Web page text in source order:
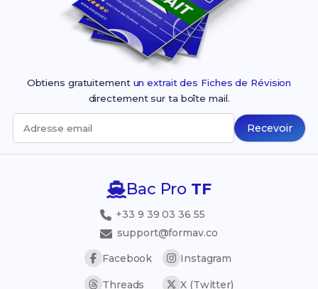
Obtiens gratuitement un extrait des Fiches de Révision
directement sur ta boîte mail.
Adresse email Recevoir
Bac Pro TF
+33 9 39 03 36 55
support@formav.co
Facebook
Instagram
Threads X (Twitter)